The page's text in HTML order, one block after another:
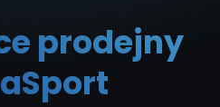
prodejny